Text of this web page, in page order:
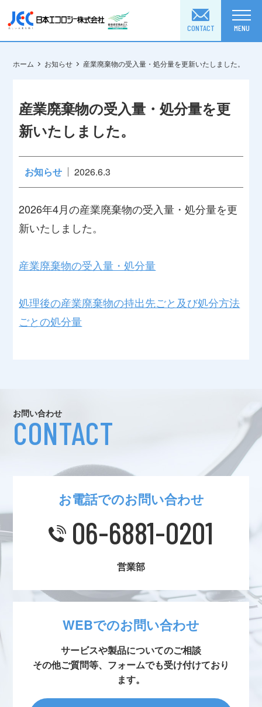
CONTACT MENU
ホーム お知らせ 産業廃棄物の受入量・処分量を更新いたしました。
産業廃棄物の受入量・処分量を更
新いたしました。
お知らせ 2026.6.3
2026年4月の産業廃棄物の受入量・処分量を更
新いたしました。
産業廃棄物の受入量・処分量
処理後の産業廃棄物の持出先ごと及び処分方法
ごとの処分量
お問い合わせ
CONTACT
お電話でのお問い合わせ
06-6881-0201
営業部
WEBでのお問い合わせ
サービスや製品についてのご相談
その他ご質問等、フォームでも受け付けており
ます。